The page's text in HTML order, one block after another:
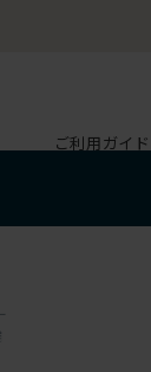
ご利用ガイド